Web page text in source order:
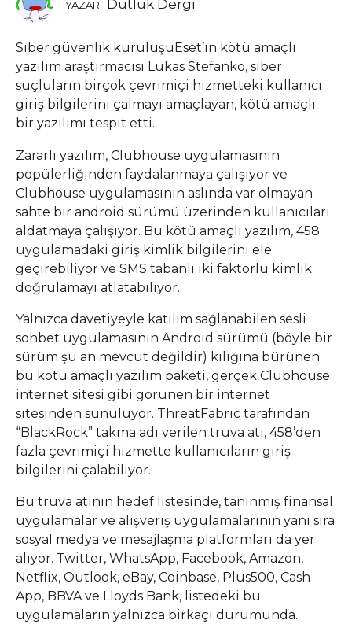
YAZAR: Dutluk Dergi
Siber güvenlik kuruluşu Eset’in kötü amaçlı
yazılım araştırmacısı Lukas Stefanko, siber
suçluların birçok çevrimiçi hizmetteki kullanıcı
giriş bilgilerini çalmayı amaçlayan, kötü amaçlı
bir yazılımı tespit etti.
Zararlı yazılım, Clubhouse uygulamasının
popülerliğinden faydalanmaya çalışıyor ve
Clubhouse uygulamasının aslında var olmayan
sahte bir android sürümü üzerinden kullanıcıları
aldatmaya çalışıyor. Bu kötü amaçlı yazılım, 458
uygulamadaki giriş kimlik bilgilerini ele
geçirebiliyor ve SMS tabanlı iki faktörlü kimlik
doğrulamayı atlatabiliyor.
Yalnızca davetiyeyle katılım sağlanabilen sesli
sohbet uygulamasının Android sürümü (böyle bir
sürüm şu an mevcut değildir) kılığına bürünen
bu kötü amaçlı yazılım paketi, gerçek Clubhouse
internet sitesi gibi görünen bir internet
sitesinden sunuluyor. ThreatFabric tarafından
“BlackRock” takma adı verilen truva atı, 458’den
fazla çevrimiçi hizmette kullanıcıların giriş
bilgilerini çalabiliyor.
Bu truva atının hedef listesinde, tanınmış finansal
uygulamalar ve alışveriş uygulamalarının yanı sıra
sosyal medya ve mesajlaşma platformları da yer
alıyor. Twitter, WhatsApp, Facebook, Amazon,
Netflix, Outlook, eBay, Coinbase, Plus500, Cash
App, BBVA ve Lloyds Bank, listedeki bu
uygulamaların yalnızca birkaçı durumunda.